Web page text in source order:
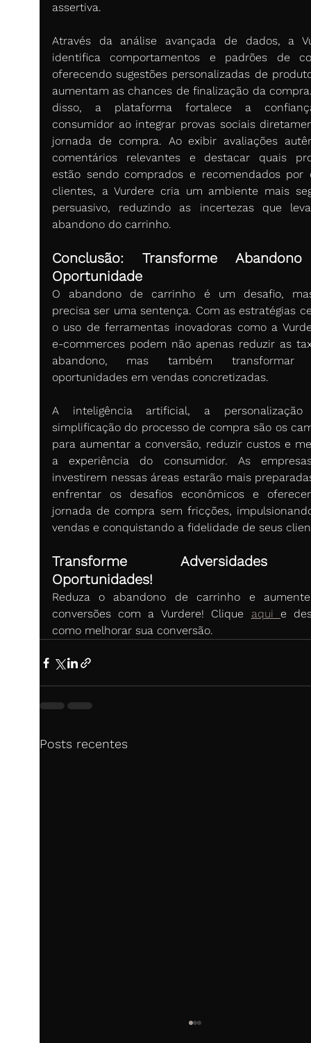
assertiva.
Através da análise avançada de dados, a
identifica comportamentos e padrões de
oferecendo sugestões personalizadas de
aumentam as chances de finalização da
disso, a plataforma fortalece a
consumidor ao integrar provas sociais
jornada de compra. Ao exibir avaliações
comentários relevantes e destacar quais
estão sendo comprados e recomendados por
clientes, a Vurdere cria um ambiente mais
persuasivo, reduzindo as incertezas que
abandono do carrinho.
Conclusão: Transforme
Oportunidade
O abandono de carrinho é um desafio,
precisa ser uma sentença. Com as estratégias
o uso de ferramentas inovadoras como a
e-commerces podem não apenas reduzir as
abandono, mas também transformar
oportunidades em vendas concretizadas.
A inteligência artificial, a
simplificação do processo de compra são os
para aumentar a conversão, reduzir custos e
a experiência do consumidor. As
investirem nessas áreas estarão mais
enfrentar os desafios econômicos e
jornada de compra sem fricções,
vendas e conquistando a fidelidade de seus
Transforme Adversidades
Oportunidades!
Reduza o abandono de carrinho e
conversões com a Vurdere! Clique aqui e
como melhorar sua conversão.
Posts recentes